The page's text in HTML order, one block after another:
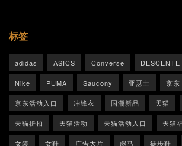
标签
adidas ASICS Converse DESCENTE
Nike PUMA Saucony 亚瑟士 京东
京东活动入口 冲锋衣 国潮新品 天猫
天猫折扣 天猫活动 天猫活动入口 天猫
女装 女鞋 广告大片 彪马 徒步鞋